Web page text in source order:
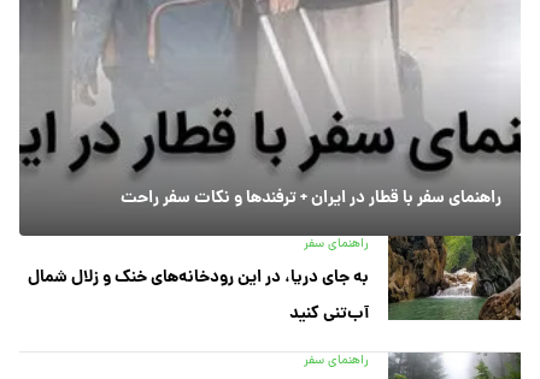
راهنمای سفر با قطار در ایران + ترفندها و نکات سفر راحت
راهنمای سفر
به جای دریا، در این رودخانه‌های خنک و زلال شمال
آب‌تنی کنید
راهنمای سفر